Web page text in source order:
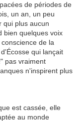
de périodes de
un an, un peu
qui plus aucun
bien quelques voix
de la
qui lançait
pas vraiment
n'inspirent plus
est cassée, elle
au monde